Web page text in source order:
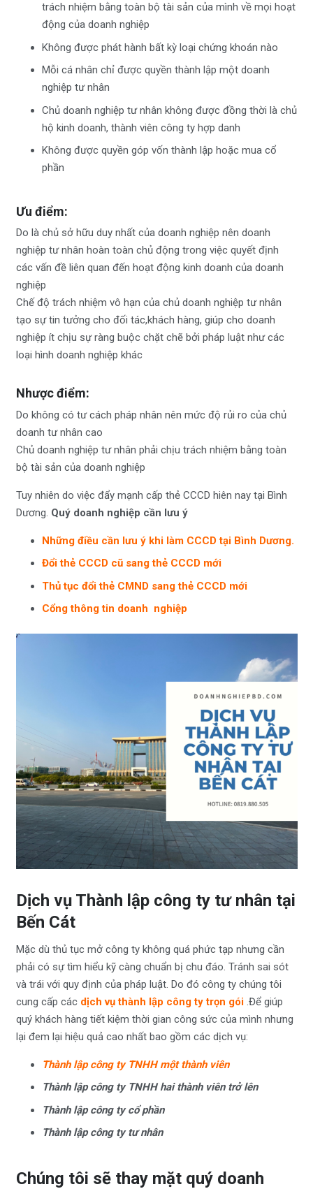
trách nhiệm bằng toàn bộ tài sản của mình về mọi hoạt
động của doanh nghiệp
Không được phát hành bất kỳ loại chứng khoán nào
Mỗi cá nhân chỉ được quyền thành lập một doanh
nghiệp tư nhân
Chủ doanh nghiệp tư nhân không được đồng thời là chủ
hộ kinh doanh, thành viên công ty hợp danh
Không được quyền góp vốn thành lập hoặc mua cổ
phần
Ưu điểm:
Do là chủ sở hữu duy nhất của doanh nghiệp nên doanh
nghiệp tư nhân hoàn toàn chủ động trong việc quyết định
các vấn đề liên quan đến hoạt động kinh doanh của doanh
nghiệp
Chế độ trách nhiệm vô hạn của chủ doanh nghiệp tư nhân
tạo sự tin tưởng cho đối tác,khách hàng, giúp cho doanh
nghiệp ít chịu sự ràng buộc chặt chẽ bởi pháp luật như các
loại hình doanh nghiệp khác
Nhược điểm:
Do không có tư cách pháp nhân nên mức độ rủi ro của chủ
doanh tư nhân cao
Chủ doanh nghiệp tư nhân phải chịu trách nhiệm bằng toàn
bộ tài sản của doanh nghiệp
Tuy nhiên do việc đẩy mạnh cấp thẻ CCCD hiên nay tại Bình
Dương. Quý doanh nghiệp cần lưu ý
Những điều cần lưu ý khi làm CCCD tại Bình Dương.
Đổi thẻ CCCD cũ sang thẻ CCCD mới
Thủ tục đổi thẻ CMND sang thẻ CCCD mới
Cổng thông tin doanh nghiệp
Dịch vụ Thành lập công ty tư nhân tại
Bến Cát
Mặc dù thủ tục mở công ty không quá phức tạp nhưng cần
phải có sự tìm hiểu kỹ càng chuẩn bị chu đáo. Tránh sai sót
và trái với quy định của pháp luật. Do đó công ty chúng tôi
cung cấp các dịch vụ thành lập công ty trọn gói .Để giúp
quý khách hàng tiết kiệm thời gian công sức của mình nhưng
lại đem lại hiệu quả cao nhất bao gồm các dịch vụ:
Thành lập công ty TNHH một thành viên
Thành lập công ty TNHH hai thành viên trở lên
Thành lập công ty cổ phần
Thành lập công ty tư nhân
Chúng tôi sẽ thay mặt quý doanh